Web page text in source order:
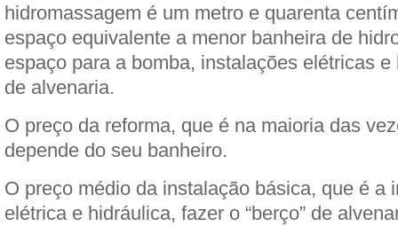
hidromassagem é um metro e quarenta
espaço equivalente a menor banheira de
espaço para a bomba, instalações elétricas
de alvenaria.
O preço da reforma, que é na maioria das
depende do seu banheiro.
O preço médio da instalação básica, que é a
elétrica e hidráulica, fazer o “berço” de